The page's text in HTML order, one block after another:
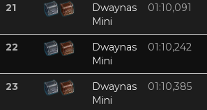
21
Dwaynas
Mini
01:10,091
22
Dwaynas
Mini
01:10,242
23
Dwaynas
Mini
01:10,385